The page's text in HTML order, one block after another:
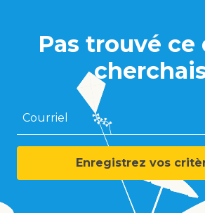
Pas trouvé ce
Courriel
Enregistrez vos